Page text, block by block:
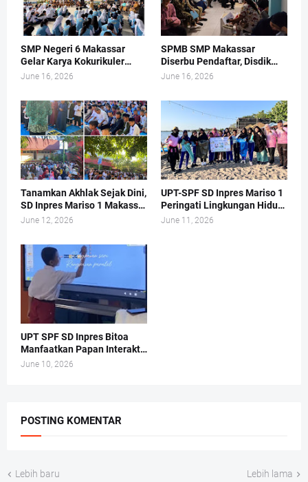
SMP Negeri 6 Makassar
Gelar Karya Kokurikuler
Bertema Pengelolaan
Adiwiyata
June 16, 2026
SPMB SMP Makassar
Diserbu Pendaftar, Disdik
Sampai Buka Layanan di
June 16, 2026
Tanamkan Akhlak Sejak Dini,
SD Inpres Mariso 1 Makassar
Gelar Sholat Dhuha Rutin
June 12, 2026
UPT-SPF SD Inpres Mariso 1
Peringati Lingkungan Hidup
dengan Turun ke Pantai
June 11, 2026
UPT SPF SD Inpres Bitoa
Manfaatkan Papan Interaktif
Digital Dalam Proses
June 10, 2026
POSTING KOMENTAR
Lebih baru Lebih lama